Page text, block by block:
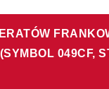
049CF,